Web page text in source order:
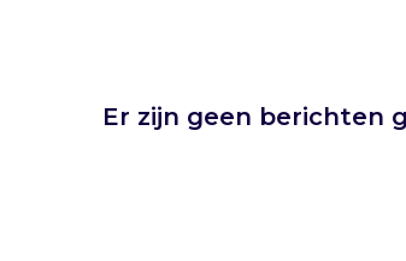
Er zijn geen berichten